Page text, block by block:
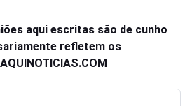
aqui escritas são de cunho
refletem os